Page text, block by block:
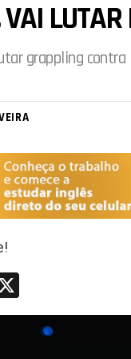
LUTAR
grappling